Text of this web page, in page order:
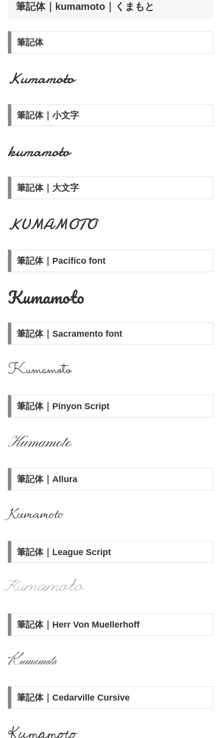
筆記体｜kumamoto｜くまもと
筆記体
Kumamoto
筆記体｜小文字
kumamoto
筆記体｜大文字
KUMAMOTO
筆記体｜Pacifico font
Kumamoto
筆記体｜Sacramento font
Kumamoto
筆記体｜Pinyon Script
Kumamoto
筆記体｜Allura
Kumamoto
筆記体｜League Script
Kumamoto
筆記体｜Herr Von Muellerhoff
Kumamoto
筆記体｜Cedarville Cursive